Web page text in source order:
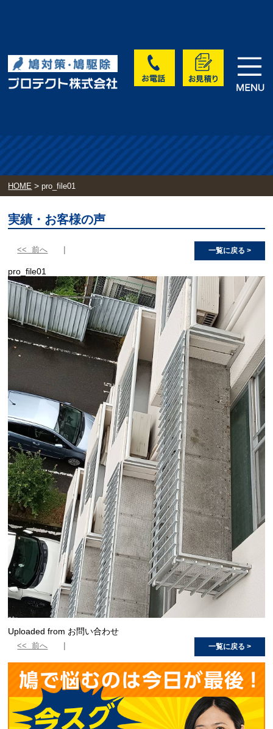
HOME >pro_file01
実績・お客様の声
<< 前へ 一覧に戻る >
pro_file01
Uploaded from お問い合わせ
<< 前へ 一覧に戻る >